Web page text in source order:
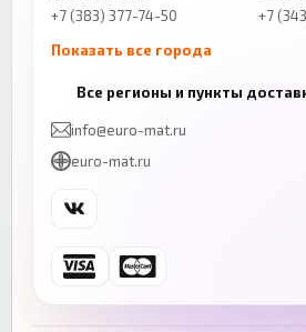
+7 (383) 377-74-50
+7
Показать все города
+7 (843) 206-01-30
Челябинск
+7 (343) 300-99-67
Ростов-на-Дону
+7 (863) 333-50-75
Все регионы и пункты
info@euro-mat.ru
euro-mat.ru